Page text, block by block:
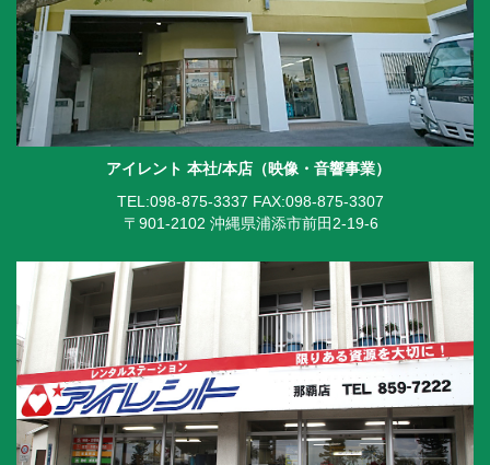
アイレント 本社/本店（映像・音響事業）
TEL:098-875-3337 FAX:098-875-3307
〒901-2102 沖縄県浦添市前田2-19-6